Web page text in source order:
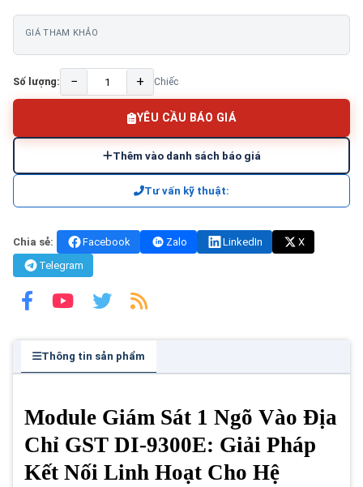
GIÁ THAM KHẢO
Số lượng: − + Chiếc
YÊU CẦU BÁO GIÁ
Thêm vào danh sách báo giá
Tư vấn kỹ thuật:
Chia sẻ: Facebook Zalo LinkedIn
X
Telegram
Thông tin sản phẩm
Module Giám Sát 1 Ngõ Vào Địa
Chỉ GST DI-9300E: Giải Pháp
Kết Nối Linh Hoạt Cho Hệ